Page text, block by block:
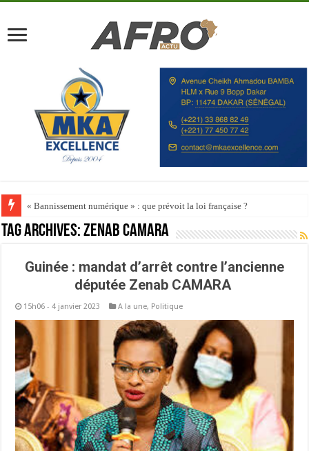
« Bannissement numérique » : que prévoit la loi française ?
Tag Archives:Zenab Camara
Guinée : mandat d’arrêt contre l’ancienne
députée Zenab CAMARA
15h06 - 4 janvier 2023 A la une, Politique